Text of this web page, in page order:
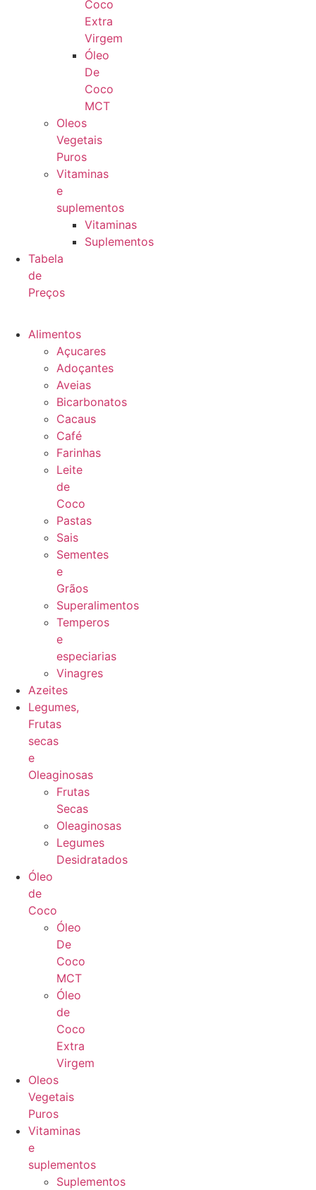
Coco
Extra
Virgem
Óleo
De
Coco
MCT
Oleos
Vegetais
Puros
Vitaminas
e
suplementos
Vitaminas
Suplementos
Tabela
de
Preços
Alimentos
Açucares
Adoçantes
Aveias
Bicarbonatos
Cacaus
Café
Farinhas
Leite
de
Coco
Pastas
Sais
Sementes
e
Grãos
Superalimentos
Temperos
e
especiarias
Vinagres
Azeites
Legumes,
Frutas
secas
e
Oleaginosas
Frutas
Secas
Oleaginosas
Legumes
Desidratados
Óleo
de
Coco
Óleo
De
Coco
MCT
Óleo
de
Coco
Extra
Virgem
Oleos
Vegetais
Puros
Vitaminas
e
suplementos
Suplementos